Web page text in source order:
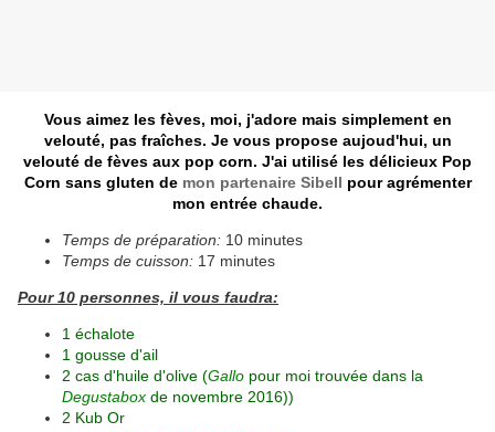
Vous aimez les fèves, moi, j'adore mais simplement en
velouté, pas fraîches. Je vous propose aujoud'hui, un
velouté de fèves aux pop corn. J'ai utilisé les délicieux Pop
Corn sans gluten de mon partenaire Sibell pour agrémenter
mon entrée chaude.
Temps de préparation: 10 minutes
Temps de cuisson: 17 minutes
Pour 10 personnes, il vous faudra:
1 échalote
1 gousse d'ail
2 cas d'huile d'olive (Gallo pour moi trouvée dans la
Degustabox de novembre 2016))
2 Kub Or